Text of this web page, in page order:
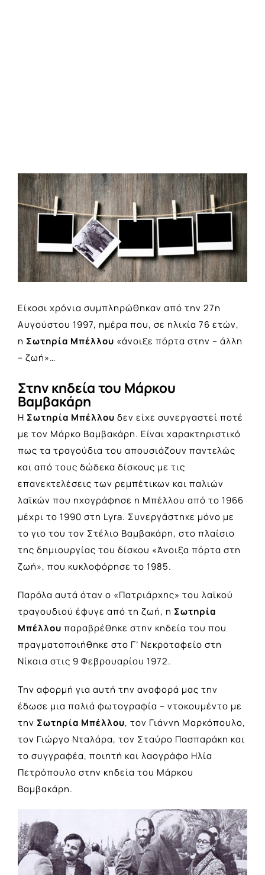
View
Larger
Image
Είκοσι χρόνια συμπληρώθηκαν από την 27η
Αυγούστου 1997, ημέρα που, σε ηλικία 76 ετών,
η Σωτηρία Μπέλλου «άνοιξε πόρτα στην – άλλη
– ζωή»…
Στην κηδεία του Μάρκου
Βαμβακάρη
Η Σωτηρία Μπέλλου δεν είχε συνεργαστεί ποτέ
με τον Μάρκο Βαμβακάρη. Είναι χαρακτηριστικό
πως τα τραγούδια του απουσιάζουν παντελώς
και από τους δώδεκα δίσκους με τις
επανεκτελέσεις των ρεμπέτικων και παλιών
λαϊκών που ηχογράφησε η Μπέλλου από το 1966
μέχρι το 1990 στη Lyra. Συνεργάστηκε μόνο με
το γιο του τον Στέλιο Βαμβακάρη, στο πλαίσιο
της δημιουργίας του δίσκου «Άνοιξα πόρτα στη
ζωή», που κυκλοφόρησε το 1985.
Παρόλα αυτά όταν ο «Πατριάρχης» του λαϊκού
τραγουδιού έφυγε από τη ζωή, η Σωτηρία
Μπέλλου παραβρέθηκε στην κηδεία του που
πραγματοποιήθηκε στο Γ’ Νεκροταφείο στη
Νίκαια στις 9 Φεβρουαρίου 1972.
Την αφορμή για αυτή την αναφορά μας την
έδωσε μια παλιά φωτογραφία – ντοκουμέντο με
την Σωτηρία Μπέλλου, τον Γιάννη Μαρκόπουλο,
τον Γιώργο Νταλάρα, τον Σταύρο Πασπαράκη και
το συγγραφέα, ποιητή και λαογράφο Ηλία
Πετρόπουλο στην κηδεία του Μάρκου
Βαμβακάρη.